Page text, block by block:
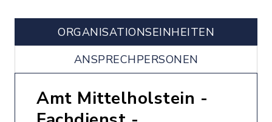
ORGANISATIONS­EINHEITEN
ANSPRECHPERSONEN
Amt Mittelholstein -